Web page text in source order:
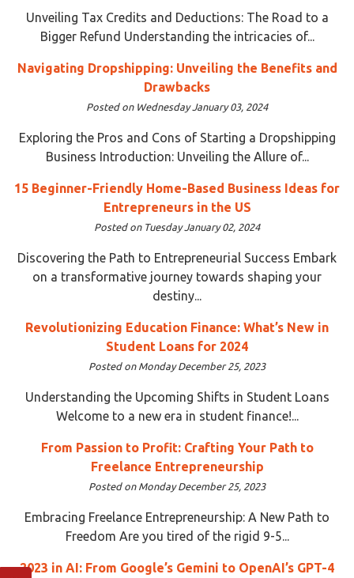
Unveiling Tax Credits and Deductions: The Road to a
Bigger Refund Understanding the intricacies of...
Navigating Dropshipping: Unveiling the Benefits and
Drawbacks
Posted on Wednesday January 03, 2024
Exploring the Pros and Cons of Starting a Dropshipping
Business Introduction: Unveiling the Allure of...
15 Beginner-Friendly Home-Based Business Ideas for
Entrepreneurs in the US
Posted on Tuesday January 02, 2024
Discovering the Path to Entrepreneurial Success Embark
on a transformative journey towards shaping your
destiny...
Revolutionizing Education Finance: What’s New in
Student Loans for 2024
Posted on Monday December 25, 2023
Understanding the Upcoming Shifts in Student Loans
Welcome to a new era in student finance!...
From Passion to Profit: Crafting Your Path to
Freelance Entrepreneurship
Posted on Monday December 25, 2023
Embracing Freelance Entrepreneurship: A New Path to
Freedom Are you tired of the rigid 9-5...
2023 in AI: From Google’s Gemini to OpenAI’s GPT-4